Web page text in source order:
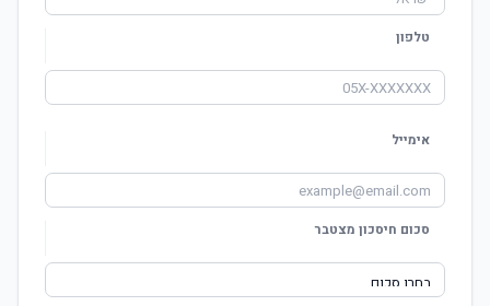
טלפון
אימייל
סכום חיסכון מצטבר